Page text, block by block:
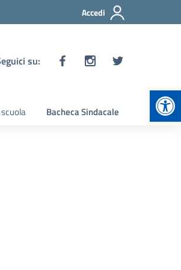
Accedi
su:
Bacheca Sindacale